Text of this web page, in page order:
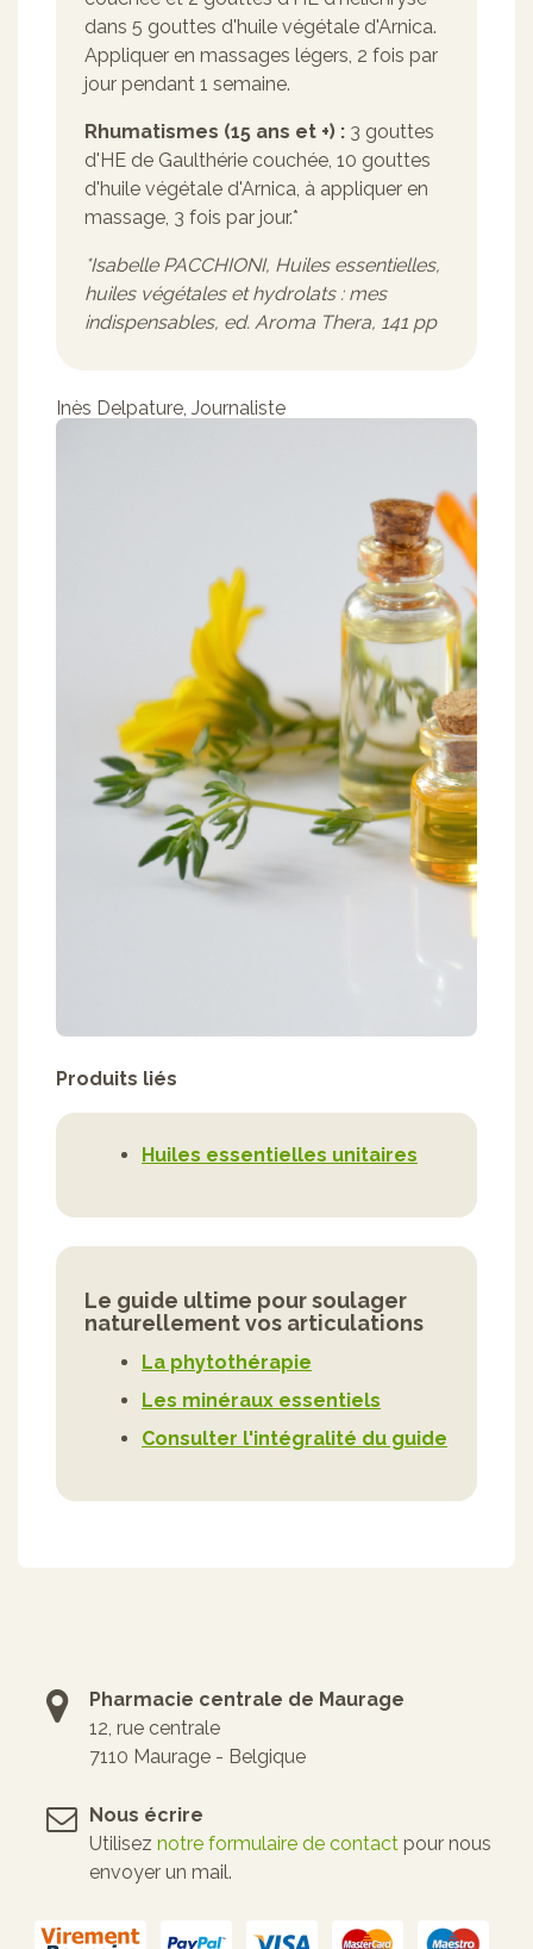
dans 5 gouttes d'huile végétale d'Arnica.
Appliquer en massages légers, 2 fois par
jour pendant 1 semaine.
Rhumatismes (15 ans et +) : 3 gouttes
d'HE de Gaulthérie couchée, 10 gouttes
d'huile végétale d'Arnica, à appliquer en
massage, 3 fois par jour.*
*Isabelle PACCHIONI, Huiles essentielles,
huiles végétales et hydrolats : mes
indispensables, ed. Aroma Thera, 141 pp
Inès Delpature Journaliste
Produits liés
Huiles essentielles unitaires
Le guide ultime pour soulager
naturellement vos articulations
La phytothérapie
Les minéraux essentiels
Consulter l'intégralité du guide
Pharmacie centrale de Maurage
12, rue centrale
7110 Maurage - Belgique
Nous écrire
Utilisez notre formulaire de contact pour nous
envoyer un mail.